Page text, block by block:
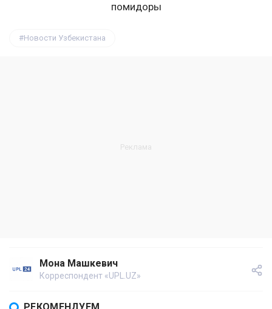
Новости Узбекистана
Мона Машкевич
Корреспондент «UPL.UZ»